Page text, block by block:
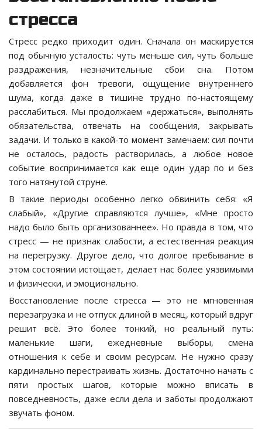
стресса
Стресс редко приходит один. Сначала он маскируется
под обычную усталость: чуть меньше сил, чуть больше
раздражения, незначительные сбои сна. Потом
добавляется фон тревоги, ощущение внутреннего
шума, когда даже в тишине трудно по-настоящему
расслабиться. Мы продолжаем «держаться», выполнять
обязательства, отвечать на сообщения, закрывать
задачи. И только в какой-то момент замечаем: сил почти
не осталось, радость растворилась, а любое новое
событие воспринимается как еще один удар по и без
того натянутой струне.
В такие периоды особенно легко обвинить себя: «Я
слабый», «Другие справляются лучше», «Мне просто
надо было быть организованнее». Но правда в том, что
стресс — не признак слабости, а естественная реакция
на перегрузку. Другое дело, что долгое пребывание в
этом состоянии истощает, делает нас более уязвимыми
и физически, и эмоционально.
Восстановление после стресса — это не мгновенная
перезагрузка и не отпуск длиной в месяц, который вдруг
решит всё. Это более тонкий, но реальный путь:
маленькие шаги, ежедневные выборы, смена
отношения к себе и своим ресурсам. Не нужно сразу
кардинально перестраивать жизнь. Достаточно начать с
пяти простых шагов, которые можно вписать в
повседневность, даже если дела и заботы продолжают
звучать фоном.